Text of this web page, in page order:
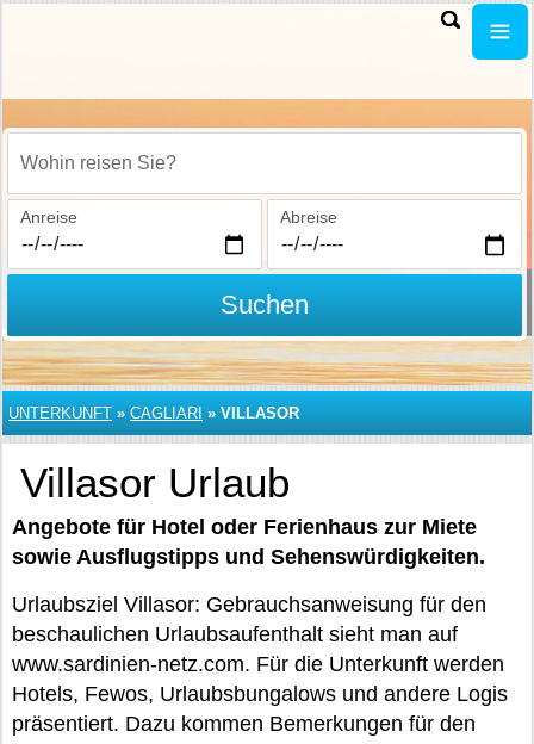
Wohin reisen Sie?
Anreise Abreise
Suchen
UNTERKUNFT » CAGLIARI » VILLASOR
Villasor Urlaub
Angebote für Hotel oder Ferienhaus zur Miete
sowie Ausflugstipps und Sehenswürdigkeiten.
Urlaubsziel Villasor: Gebrauchsanweisung für den
beschaulichen Urlaubsaufenthalt sieht man auf
www.sardinien-netz.com. Für die Unterkunft werden
Hotels, Fewos, Urlaubsbungalows und andere Logis
präsentiert. Dazu kommen Bemerkungen für den